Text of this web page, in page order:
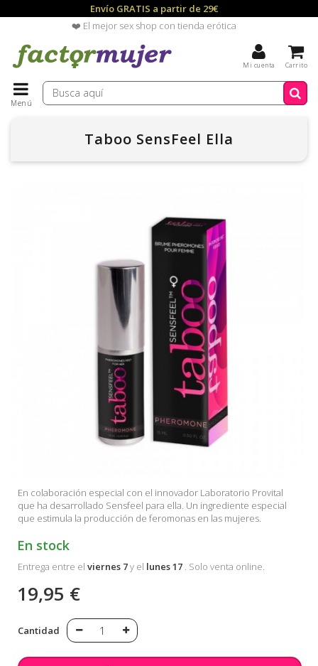
Envío GRATIS a partir de 29€
❤️ El mejor sex shop con tienda erótica
Carrito
Mi cuenta
Menú
Taboo SensFeel Ella
En colaboración especial con el innovador Laboratorio Provital
que ha desarrollado Sensfeel para ella. Un ingrediente especial
que estimula la producción de feromonas en las mujeres.
En stock
Entrega entre el viernes 7y el lunes 17 . Solo venta online.
19,95 €
Cantidad